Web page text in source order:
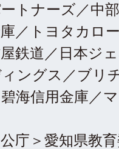
トナーズ／中
／トヨタカロ
鉄道／日本ジ
ングス／ブリ
海信用金庫／
公庁＞愛知県教